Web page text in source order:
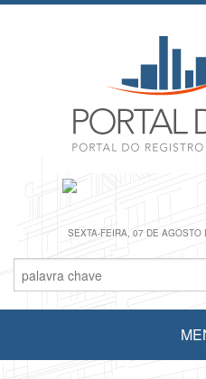
SEXTA-FEIRA, 07 DE